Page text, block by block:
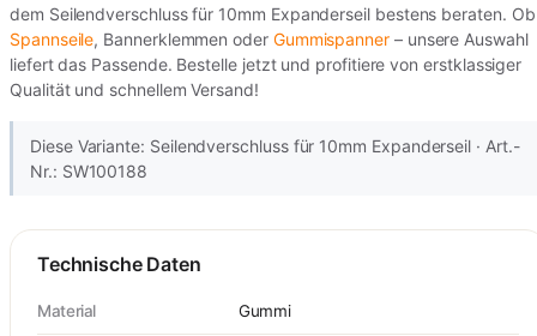
dem Seilendverschluss für 10mm Expanderseil bestens beraten. Ob
Spannseile, Bannerklemmen oder Gummispanner– unsere Auswahl
liefert das Passende. Bestelle jetzt und profitiere von erstklassiger
Qualität und schnellem Versand!
Diese Variante: Seilendverschluss für 10mm Expanderseil · Art.-
Nr.: SW100188
Technische Daten
Material Gummi